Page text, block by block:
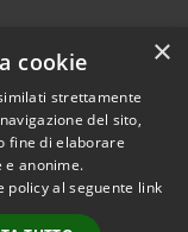
© 2026 • Comune di
• Powered by
Accesso
×
cookie
strettamente
del sito,
fine di elaborare
e anonime.
policy al seguente link